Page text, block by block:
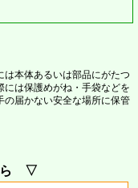
本体あるいは部品にがたつ
には保護めがね・手袋などを
の届かない安全な場所に保管
ら ▽